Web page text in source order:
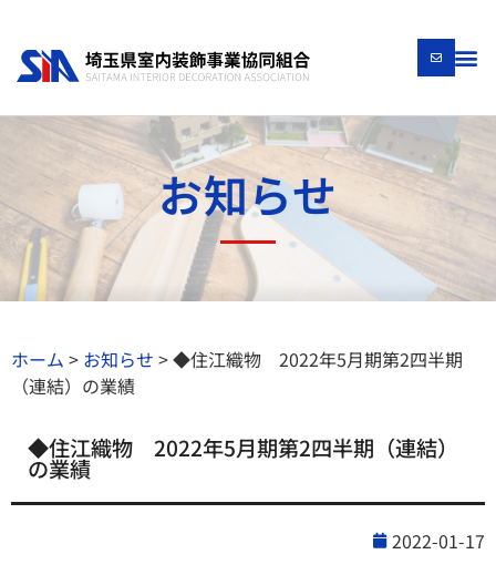
お知らせ
ホーム > お知らせ >◆住江織物 2022年5月期第2四半期
（連結）の業績
◆住江織物 2022年5月期第2四半期（連結）
の業績
2022-01-17